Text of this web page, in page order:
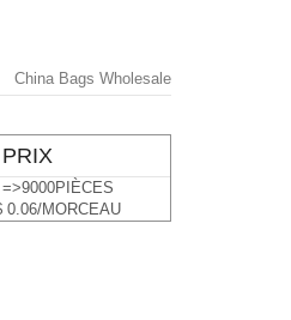
China Bags Wholesale
=>9000PIÈCES
0.06/MORCEAU